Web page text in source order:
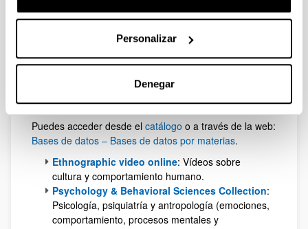
Personalizar
Denegar
Web of Science/Scopus/Proquest:
Artículos de revistas científicas, libros y
en inglés.
Recursos especializados
Puedes acceder desde el catálogo o a través de la web:
Bases de datos – Bases de datos por materias.
Ethnographic video online: Vídeos sobre
cultura y comportamiento humano.
Psychology & Behavioral Sciences Collection:
Psicología, psiquiatría y antropología (emociones,
comportamiento, procesos mentales y